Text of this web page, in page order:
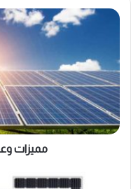
مميزات
الشمسية
مميزات